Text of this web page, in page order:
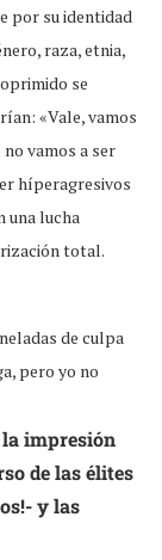
por su identidad
raza, etnia,
se
«Vale, vamos
vamos a ser
híperagresivos
una lucha
total.
de culpa
pero yo no
la impresión
de lasélites
y las